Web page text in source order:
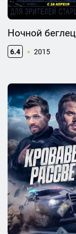
Ночной беглец
6.4 2015